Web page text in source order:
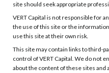
site should seek appropriate
VERT Capital is not responsible for
the use of this site or the
use this site at their own risk.
This site may contain links to third-
control of VERT Capital. We do not
about the content of these sites